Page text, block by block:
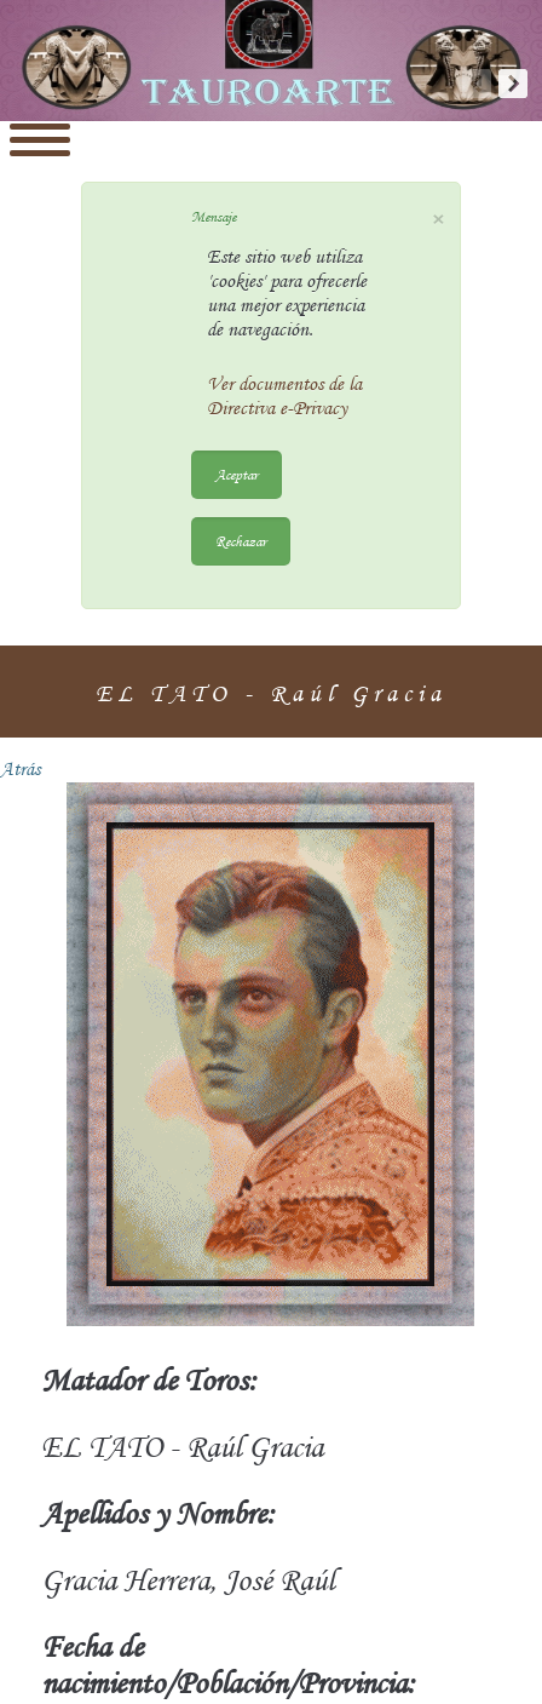
×
Mensaje
Este sitio web utiliza
'cookies' para ofrecerle
una mejor experiencia
de navegación.
Ver documentos de la
Directiva e-Privacy
Aceptar
Rechazar
EL TATO - Raúl Gracia
Atrás
Matador de Toros:
EL TATO - Raúl Gracia
Apellidos y Nombre:
Gracia Herrera, José Raúl
Fecha de
nacimiento/Población/Provincia: